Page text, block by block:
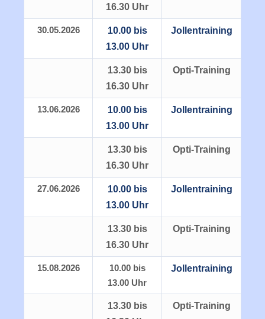
16.30 Uhr
30.05.2026
10.00 bis
13.00 Uhr
Jollentraining
13.30 bis
16.30 Uhr
Opti-Training
13.06.2026
10.00 bis
13.00 Uhr
Jollentraining
13.30 bis
16.30 Uhr
Opti-Training
27.06.2026
10.00 bis
13.00 Uhr
Jollentraining
13.30 bis
16.30 Uhr
Opti-Training
15.08.2026
10.00 bis
13.00 Uhr
Jollentraining
13.30 bis
Opti-Training